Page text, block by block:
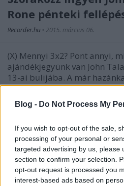
Blog - Do Not Process My
If you wish to opt-out of the sale,
processing of your personal or
targeted advertising by us, please
section to confirm your selection.
opt-out request is processed you
interest-based ads based on
Rone pénteki
Recorder.hu • 2015. március 06.
(X) Mennyi 3x2? Pont annyi,
ajándékjegyünk van John
13-ai bulijába. A már
éve befutott spanyol,
filmszakos francia DJ kéz a
NVC rendezvényén, aki
Kettős portrék
nappali és éjszakai
subrecorder•2014. december 17.